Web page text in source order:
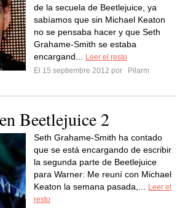
de la secuela de Beetlejuice, ya
sabíamos que sin Michael Keaton
no se pensaba hacer y que Seth
Grahame-Smith se estaba
encargand...
Leer el resto
El 15 septiembre 2012 por
Pilarm
Beetlejuice 2
Seth Grahame-Smith ha contado
que se está encargando de escribir
la segunda parte de Beetlejuice
para Warner: Me reuní con Michael
Keaton la semana pasada,...
Leer el
resto